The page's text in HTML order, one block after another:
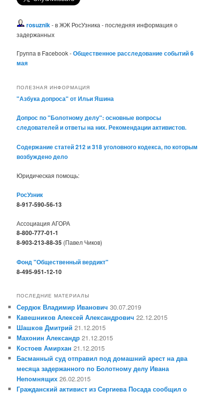
rosuznik- в ЖЖ РосУзника - последняя информация о
задержанных
Группа в Facebook -Общественное расследование событий 6
мая
ПОЛЕЗНАЯ ИНФОРМАЦИЯ
"Азбука допроса" от Ильи Яшина
Допрос по "Болотному делу": основные вопросы
следователей и ответы на них. Рекомендации активистов.
Содержание статей 212 и 318 уголовного кодекса, по которым
возбуждено дело
Юридическая помощь:
РосУзник
8-917-590-56-13
Ассоциация АГОРА
8-800-777-01-1
8-903-213-88-35 (Павел Чиков)
Фонд "Общественный вердикт"
8-495-951-12-10
ПОСЛЕДНИЕ МАТЕРИАЛЫ
Сердюк Владимир Иванович 30.07.2019
Кавешников Алексей Александрович 22.12.2015
Шашков Дмитрий 21.12.2015
Махонин Александр 21.12.2015
Костоев Амирхан 21.12.2015
Басманный суд отправил под домашний арест на два
месяца задержанного по Болотному делу Ивана
Непомнящих 26.02.2015
Гражданский активист из Сергиева Посада сообщил о